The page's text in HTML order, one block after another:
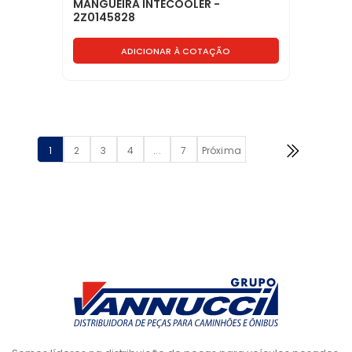
MANGUEIRA INTECOOLER -
2Z0145828
ADICIONAR À COTAÇÃO
1 2 3 4 ... 7 Próxima